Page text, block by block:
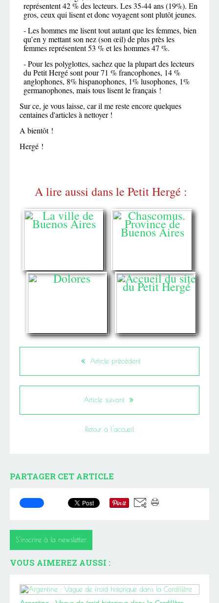
représentent 42 % des lecteurs. Les 35-44 ans (19%). En
gros, ceux qui lisent et donc voyagent sont plutôt jeunes.
- Les hommes me lisent tout autant que les femmes, bien
qu’en y mettant son nez (son œil) de plus près les
femmes représentent 53 % et les hommes 47 %.
- Pour les polyglottes, sachez que la plupart des lecteurs
du Petit Hergé sont pour 71 % francophones, 14 %
anglophones, 8% hispanophones, 1% lusophones, 1%
germanophones, mais tous lisent le français !
Sur ce, je vous laisse, car il me reste encore quelques
centaines d'articles à nettoyer !
A bientôt !
Hergé !
A lire aussi dans le Petit Hergé :
Article précédent
Article suivant
Retour à l'accueil
PARTAGER CET ARTICLE
S'inscrire à la newsletter
VOUS AIMEREZ AUSSI :